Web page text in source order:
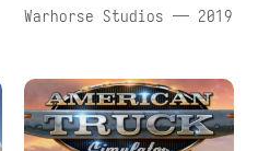
Warhorse Studios — 2019